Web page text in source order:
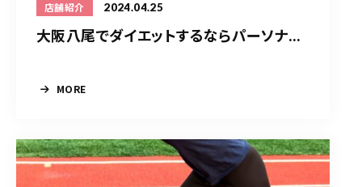
店舗紹介 2024.04.25
大阪八尾でダイエットするならパーソナ...
MORE